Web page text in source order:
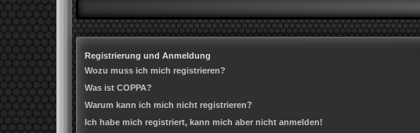
Registrierung und Anmeldung
Wozu muss ich mich registrieren?
Was ist COPPA?
Warum kann ich mich nicht registrieren?
Ich habe mich registriert, kann mich aber nicht anmelden!